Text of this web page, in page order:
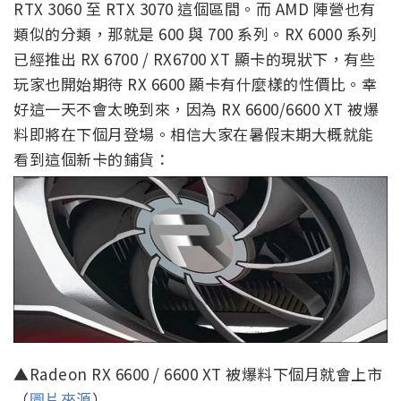
RTX 3060 至 RTX 3070 這個區間。而 AMD 陣營也有
類似的分類，那就是 600 與 700 系列。RX 6000 系列
已經推出 RX 6700 / RX6700 XT 顯卡的現狀下，有些
玩家也開始期待 RX 6600 顯卡有什麼樣的性價比。幸
好這一天不會太晚到來，因為 RX 6600/6600 XT 被爆
料即將在下個月登場。相信大家在暑假末期大概就能
看到這個新卡的鋪貨：
▲Radeon RX 6600 / 6600 XT 被爆料下個月就會上市